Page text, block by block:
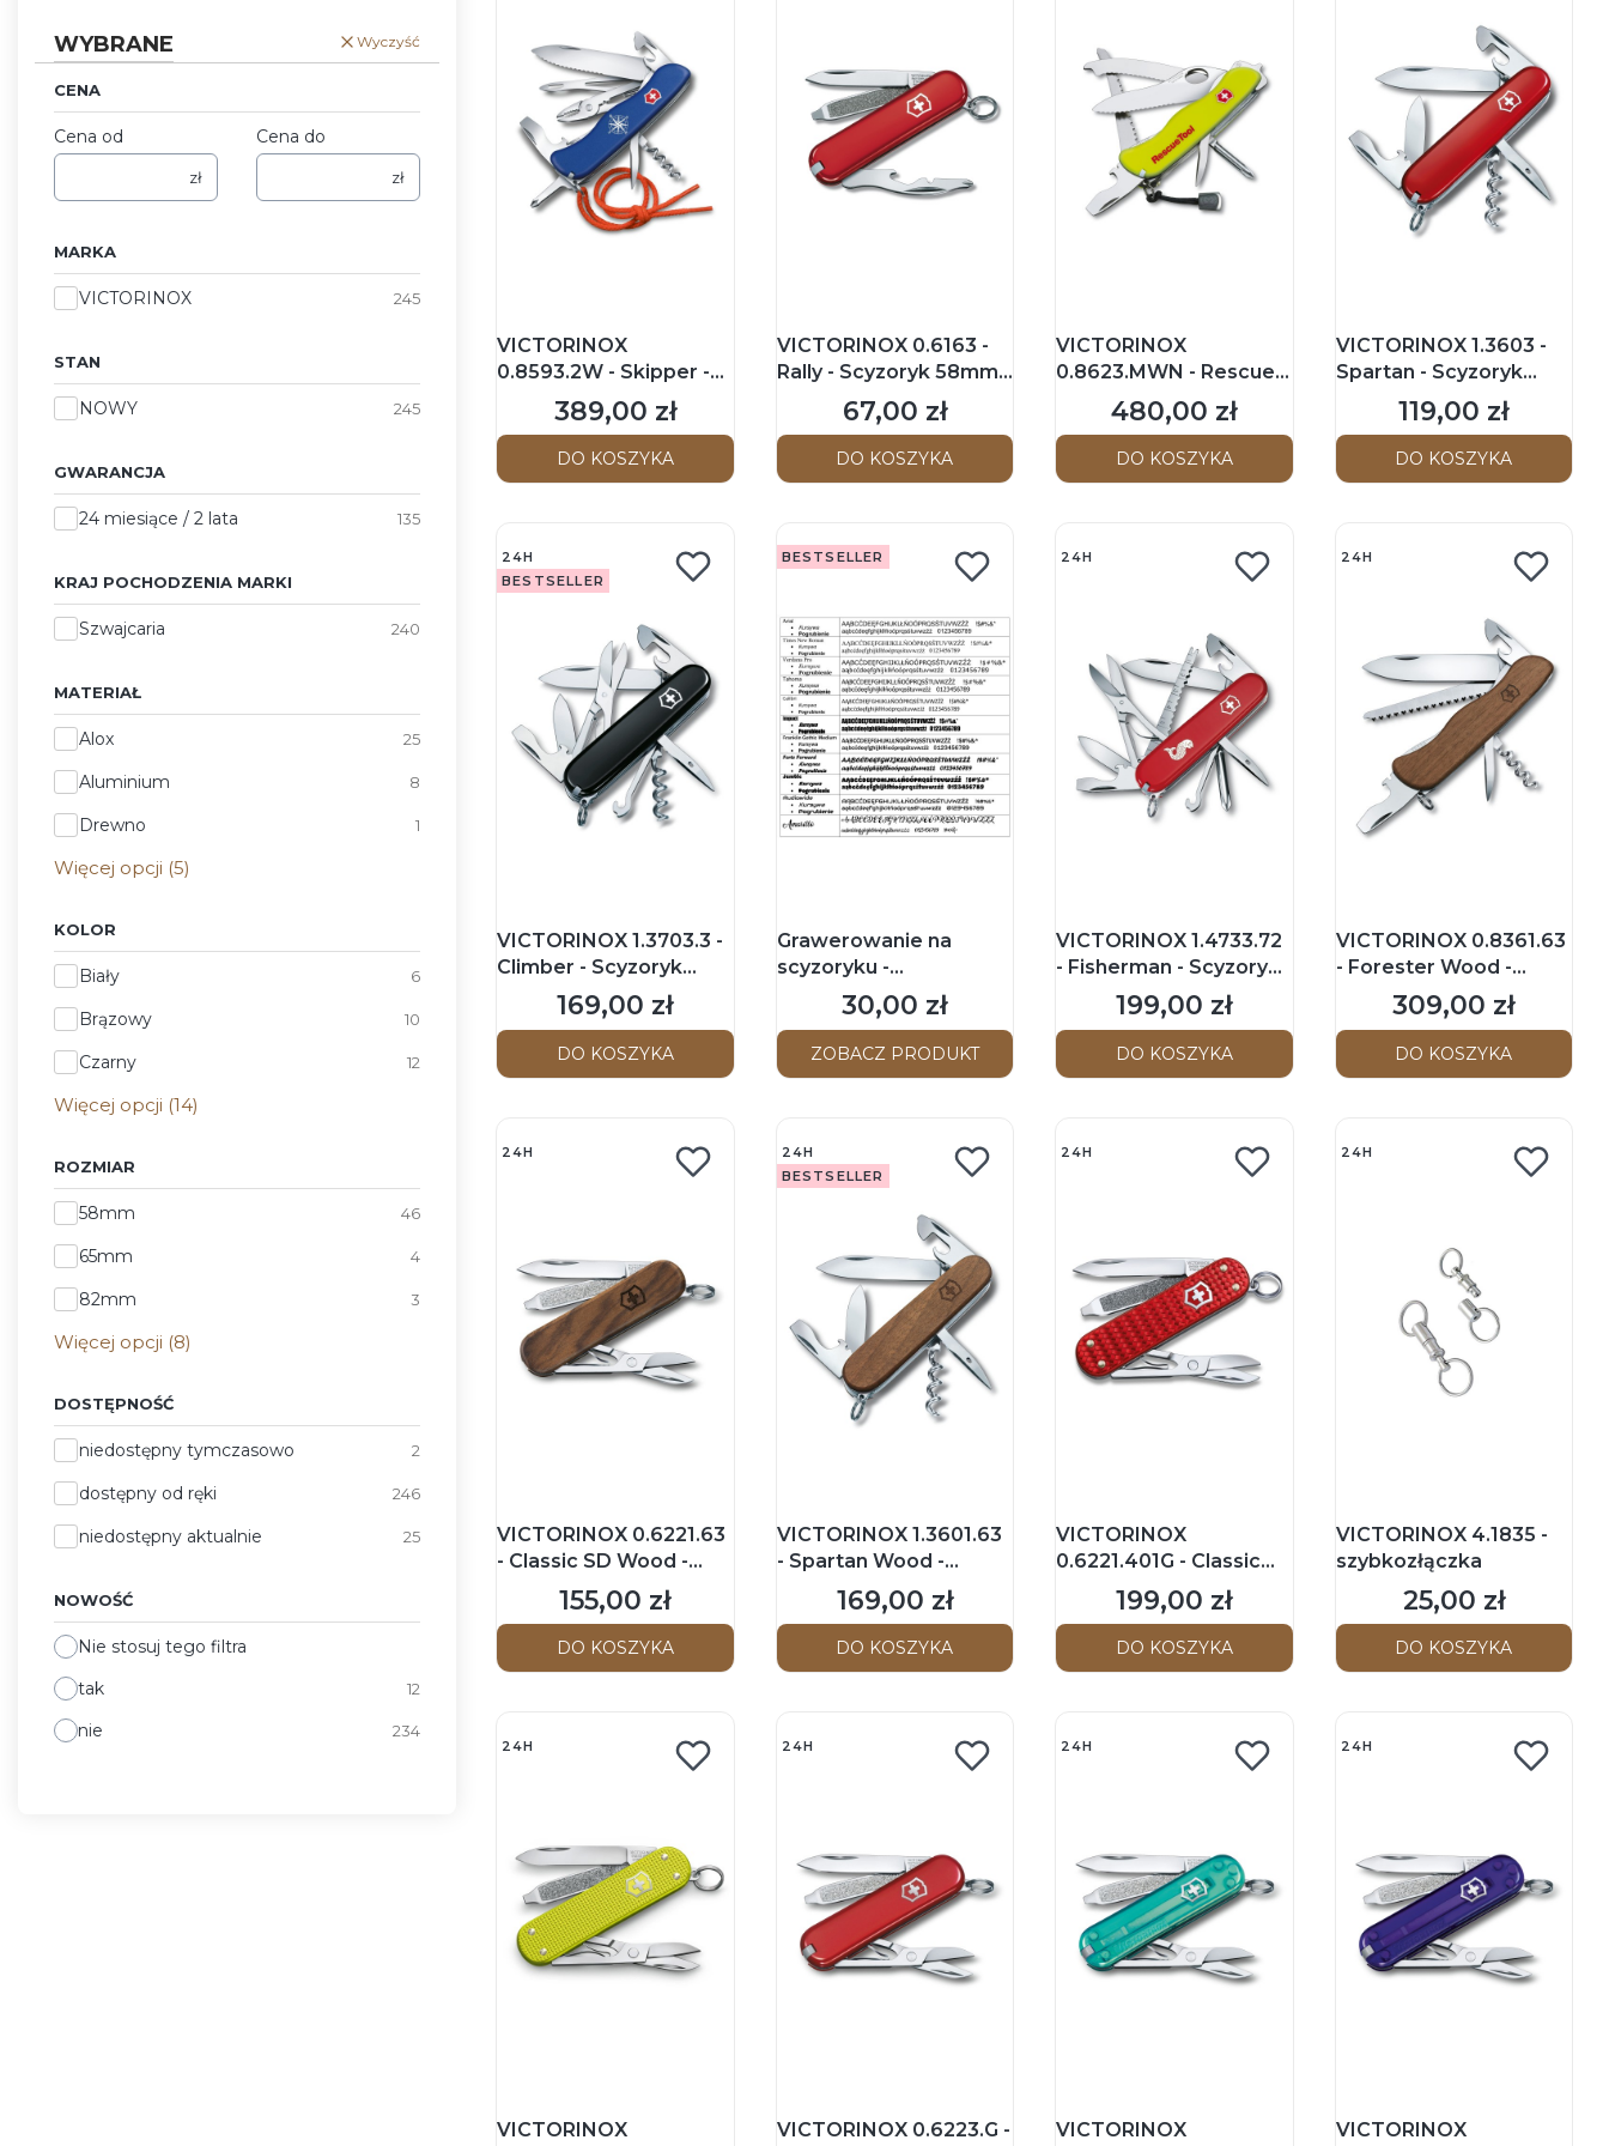
WYBRANE Wyczyść
CENA
Cena od
zł
Cena do
zł
MARKA
Marka
VICTORINOX 245
STAN
StanNOWY 245
GWARANCJA
Gwarancja
24 miesiące / 2 lata 135
KRAJ POCHODZENIA MARKI
Kraj pochodzenia marki
Szwajcaria 240
MATERIAŁ
Materiał
Alox 25
Aluminium 8
Drewno 1
Więcej opcji (5)
KOLOR
KolorBiały 6
Brązowy 10
Czarny 12
Więcej opcji (14)
ROZMIAR
Rozmiar
58mm 46
65mm 4
82mm 3
Więcej opcji (8)
DOSTĘPNOŚĆ
Dostępność
niedostępny tymczasowo 2
dostępny od ręki 246
niedostępny aktualnie 25
NOWOŚĆ
Nie stosuj tego filtra
tak
12
nie 234
VICTORINOX
0.8593.2W - Skipper -
Scyzoryk 111mm -
Niebieski
Cena
389,00 zł
DO KOSZYKA
VICTORINOX 0.6163 -
Rally - Scyzoryk 58mm -
Czerwony
Cena
67,00 zł
DO KOSZYKA
VICTORINOX
0.8623.MWN - Rescue
Tool - Scyzoryk 111mm -
Cena
480,00 zł
DO KOSZYKA
VICTORINOX 1.3603 -
Spartan - Scyzoryk
91mm - Czerwony
Cena
119,00 zł
DO KOSZYKA
24H
BESTSELLER
VICTORINOX 1.3703.3 -
Climber - Scyzoryk
91mm - Czarny
Cena
169,00 zł
DO KOSZYKA
BESTSELLER
Grawerowanie na
scyzoryku -
Personalizacja
Cena
30,00 zł
ZOBACZ PRODUKT
24H
VICTORINOX 1.4733.72
- Fisherman - Scyzoryk
91mm - Czerwony
Cena
199,00 zł
DO KOSZYKA
24H
VICTORINOX 0.8361.63
- Forester Wood -
Scyzoryk 111mm -
Orzech
Cena
309,00 zł
DO KOSZYKA
24H
VICTORINOX 0.6221.63
- Classic SD Wood -
Scyzoryk 58mm -
Orzech
Cena
155,00 zł
DO KOSZYKA
24H
BESTSELLER
VICTORINOX 1.3601.63
- Spartan Wood -
Scyzoryk 91mm -
Orzech
Cena
169,00 zł
DO KOSZYKA
24H
VICTORINOX
0.6221.401G - Classic
SD Precious Alox -
Scyzoryk 58mm - Iconic
Cena
199,00 zł
DO KOSZYKA
24H
VICTORINOX 4.1835 -
szybkozłączka
Cena
25,00 zł
DO KOSZYKA
24H
VICTORINOX
24H
VICTORINOX 0.6223.G -
24H
VICTORINOX
24H
VICTORINOX